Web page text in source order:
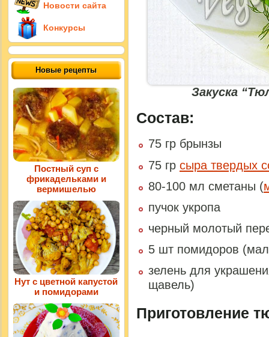
Закуска
Состав:
75 гр брынзы
75 гр сыра твердых
80-100 мл сметаны (
пучок укропа
черный молотый
5 шт помидоров
зелень для
щавель)
Приготовление
Новости сайта
Конкурсы
Новые рецепты
Постный суп с
фрикадельками и
вермишелью
Нут с цветной капустой
и помидорами